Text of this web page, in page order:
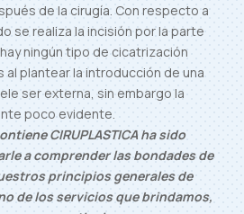
de la cirugía. Con respecto a
se realiza la incisión por la parte
ningún tipo de cicatrización
al plantear la introducción de una
ser externa, sin embargo la
poco evidente.
CIRUPLASTICA ha sido
a comprender las bondades de
principios generales de
de los servicios que brindamos,